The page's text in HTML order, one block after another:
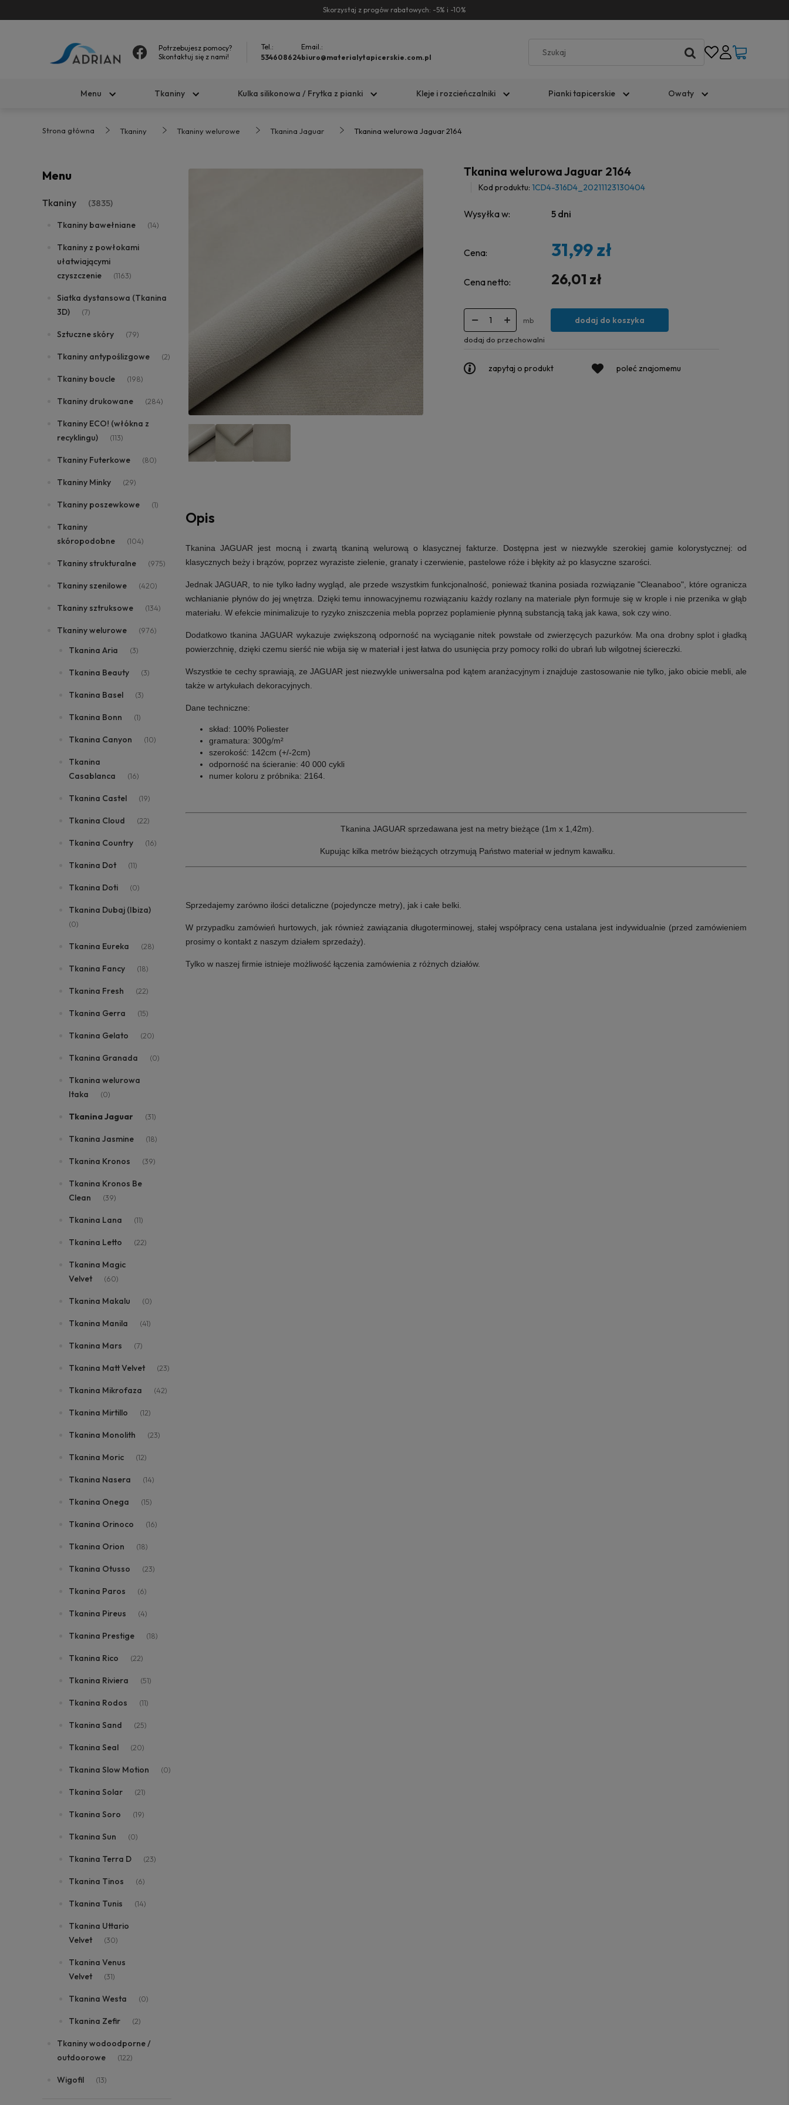
Skorzystaj z progów rabatowych: -5% i -10%
Potrzebujesz pomocy?
Skontaktuj się z nami!
Tel.:
534608624
Email.:
biuro@materialytapicerskie.com.pl
Menu Tkaniny Kulka silikonowa / Frytka z pianki Kleje i rozcieńczalniki Pianki tapicerskie Owaty
Strona główna Tkaniny Tkaniny welurowe Tkanina Jaguar Tkanina welurowa Jaguar 2164
Menu
Tkaniny (3835)
Tkaniny bawełniane (14)
Tkaniny z powłokami
ułatwiającymi
czyszczenie
(1163)
Siatka dystansowa (Tkanina
3D)
(7)
Sztuczne skóry (79)
Tkaniny antypoślizgowe (2)
Tkaniny boucle (198)
Tkaniny drukowane (284)
Tkaniny ECO! (włókna z
recyklingu)
(113)
Tkaniny Futerkowe (80)
Tkaniny Minky (29)
Tkaniny poszewkowe (1)
Tkaniny
skóropodobne
(104)
Tkaniny strukturalne (975)
Tkaniny szenilowe (420)
Tkaniny sztruksowe (134)
Tkaniny welurowe (976)
Tkanina Aria (3)
Tkanina Beauty (3)
Tkanina Basel (3)
Tkanina Bonn (1)
Tkanina Canyon (10)
Tkanina
Casablanca
(16)
Tkanina Castel (19)
Tkanina Cloud (22)
Tkanina Country (16)
Tkanina Dot (11)
Tkanina Doti (0)
Tkanina Dubaj (Ibiza)
(0)
Tkanina Eureka (28)
Tkanina Fancy (18)
Tkanina Fresh (22)
Tkanina Gerra (15)
Tkanina Gelato (20)
Tkanina Granada (0)
Tkanina welurowa
Itaka
(0)
Tkanina Jaguar (31)
Tkanina Jasmine (18)
Tkanina Kronos (39)
Tkanina Kronos Be
Clean
(39)
Tkanina Lana (11)
Tkanina Letto (22)
Tkanina Magic
Velvet
(60)
Tkanina Makalu (0)
Tkanina Manila (41)
Tkanina Mars (7)
Tkanina Matt Velvet (23)
Tkanina Mikrofaza (42)
Tkanina Mirtillo (12)
Tkanina Monolith (23)
Tkanina Moric (12)
Tkanina Nasera (14)
Tkanina Onega (15)
Tkanina Orinoco (16)
Tkanina Orion (18)
Tkanina Otusso (23)
Tkanina Paros (6)
Tkanina Pireus (4)
Tkanina Prestige (18)
Tkanina Rico (22)
Tkanina Riviera (51)
Tkanina Rodos (11)
Tkanina Sand (25)
Tkanina Seal (20)
Tkanina Slow Motion (0)
Tkanina Solar (21)
Tkanina Soro (19)
Tkanina Sun (0)
Tkanina Terra D (23)
Tkanina Tinos (6)
Tkanina Tunis (14)
Tkanina Uttario
Velvet
(30)
Tkanina Venus
Velvet
(31)
Tkanina Westa (0)
Tkanina Zefir (2)
Tkaniny wodoodporne /
outdoorowe
(122)
Wigofil (13)
Tkanina welurowa Jaguar 2164
Kod produktu: 1CD4-316D4_20211123130404
Wysyłka w: 5 dni
Cena: 31,99 zł
Cena netto: 26,01 zł
mb dodaj do koszyka
dodaj do przechowalni
zapytaj o produkt poleć znajomemu
Opis
Tkanina JAGUAR jest mocną i zwartą tkaniną welurową o klasycznej fakturze.
Dostępna jest w niezwykle szerokiej gamie kolorystycznej: od
klasycznych beży i brązów, poprzez wyraziste zielenie, granaty i czerwienie, pastelowe róże i błękity aż po klasyczne szarości.
Jednak JAGUAR, to nie tylko ładny wygląd, ale przede wszystkim funkcjonalność, ponieważ tkanina posiada rozwiązanie "Cleanaboo", które ogranicza
wchłanianie płynów do jej wnętrza. Dzięki temu innowacyjnemu rozwiązaniu każdy rozlany na materiale płyn formuje się w krople i nie przenika w głąb
materiału. W efekcie minimalizuje to ryzyko zniszczenia mebla poprzez poplamienie płynną substancją taką jak kawa, sok czy wino.
Dodatkowo tkanina JAGUAR wykazuje zwiększoną odporność na wyciąganie nitek powstałe od zwierzęcych pazurków. Ma ona drobny splot i gładką
powierzchnię, dzięki czemu sierść nie wbija się w materiał i jest łatwa do usunięcia przy pomocy rolki do ubrań lub wilgotnej ściereczki.
Wszystkie te cechy sprawiają, ze JAGUAR jest niezwykle uniwersalna pod kątem aranżacyjnym i znajduje zastosowanie nie tylko, jako obicie mebli, ale
także w artykułach dekoracyjnych.
Dane techniczne:
skład: 100% Poliester
gramatura: 300g/m²
szerokość: 142cm (+/-2cm)
odporność na ścieranie: 40 000 cykli
numer koloru z próbnika: 2164.
Tkanina JAGUAR sprzedawana jest na metry bieżące (1m x 1,42m).
Kupując kilka metrów bieżących otrzymują Państwo materiał w jednym kawałku.
Sprzedajemy zarówno ilości detaliczne (pojedyncze metry), jak i całe belki.
W przypadku zamówień hurtowych, jak również zawiązania długoterminowej, stałej współpracy cena ustalana jest indywidualnie (przed zamówieniem
prosimy o kontakt z naszym działem sprzedaży).
Tylko w naszej firmie istnieje możliwość łączenia zamówienia z różnych działów.